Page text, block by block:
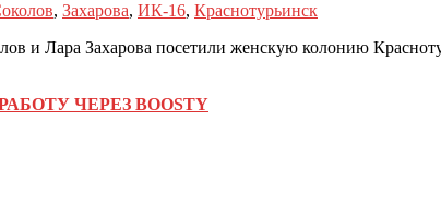
, Захарова, ИК-16, Краснотурьинск
и Лара Захарова посетили женскую колонию
ЧЕРЕЗ BOOSTY